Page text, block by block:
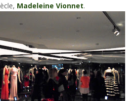
Madeleine Vionnet.